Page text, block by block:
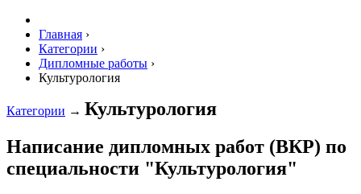
Главная ›
Категории ›
Дипломные работы ›
Культурология
Категории → Культурология
Написание дипломных работ (ВКР) по
специальности "Культурология"